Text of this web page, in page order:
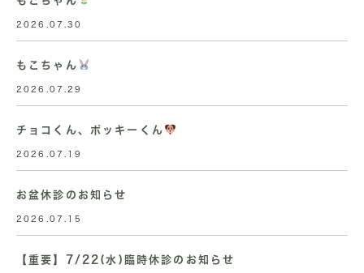
2026.07.30
もこちゃん
2026.07.29
チョコくん、ポッキーくん
2026.07.19
お盆休診のお知らせ
2026.07.15
【重要】7/22(水)臨時休診のお知らせ